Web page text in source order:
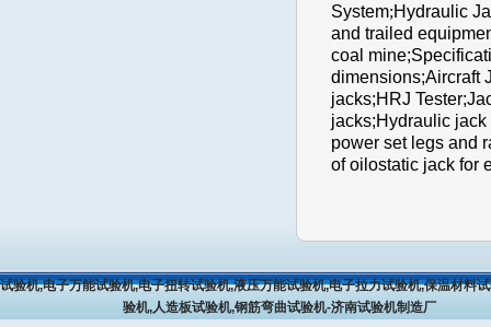
System;Hydraulic
and trailed
coal
dimensions;Aircraft
jacks;HRJ
jacks;Hydraulic
power set legs and
of oilostatic jack for
试验机,电子万能试验机,电子扭转试验机,液压万能试验机,电子拉力试验机,保温材料
验机,人造板试验机,钢筋弯曲试验机-济南试验机制造厂